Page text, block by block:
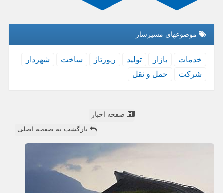
موضوعهای مسیرساز
خدمات بازار تولید رپورتاژ ساخت
شهردار
شركت
حمل و نقل
صفحه اخبار
بازگشت به صفحه اصلی